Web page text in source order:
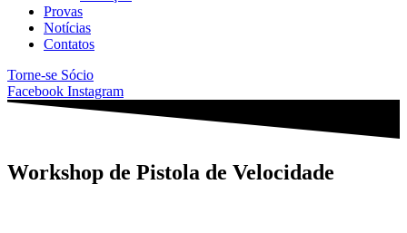
Provas
Notícias
Contatos
Torne-se Sócio
Facebook Instagram
Workshop de Pistola de Velocidade